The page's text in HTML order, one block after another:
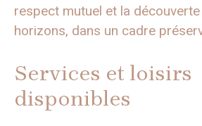
respect mutuel et la
horizons, dans un cadre
Services et loisirs
disponibles